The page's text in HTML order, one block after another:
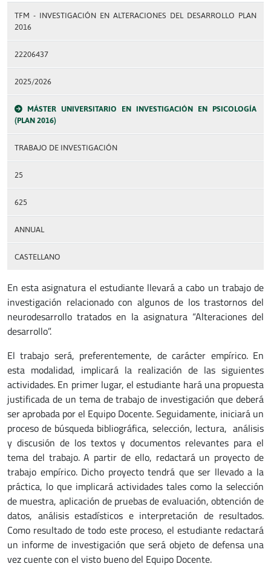
TFM - INVESTIGACIÓN EN ALTERACIONES DEL DESARROLLO PLAN
2016
22206437
2025/2026
MÁSTER UNIVERSITARIO EN INVESTIGACIÓN EN PSICOLOGÍA
(PLAN 2016)
TRABAJO DE INVESTIGACIÓN
25
625
ANNUAL
CASTELLANO
En esta asignatura el estudiante llevará a cabo un trabajo de
investigación relacionado con algunos de los trastornos del
neurodesarrollo tratados en la asignatura “Alteraciones del
desarrollo”.
El trabajo será, preferentemente, de carácter empírico. En
esta modalidad, implicará la realización de las siguientes
actividades. En primer lugar, el estudiante hará una propuesta
justificada de un tema de trabajo de investigación que deberá
ser aprobada por el Equipo Docente. Seguidamente, iniciará un
proceso de búsqueda bibliográfica, selección, lectura, análisis
y discusión de los textos y documentos relevantes para el
tema del trabajo. A partir de ello, redactará un proyecto de
trabajo empírico. Dicho proyecto tendrá que ser llevado a la
práctica, lo que implicará actividades tales como la selección
de muestra, aplicación de pruebas de evaluación, obtención de
datos, análisis estadísticos e interpretación de resultados.
Como resultado de todo este proceso, el estudiante redactará
un informe de investigación que será objeto de defensa una
vez cuente con el visto bueno del Equipo Docente.